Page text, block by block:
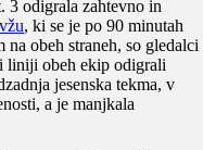
3 odigrala zahtevno in
, ki se je po 90 minutah
obeh straneh, so gledalci
liniji obeh ekip odigrali
jesenska tekma, v
a je manjkala